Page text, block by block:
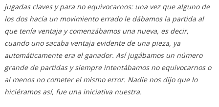
jugadas claves y para no equivocarnos: una vez que alguno de
los dos hacía un movimiento errado le dábamos la partida al
que tenía ventaja y comenzábamos una nueva, es decir,
cuando uno sacaba ventaja evidente de una pieza, ya
automáticamente era el ganador. Así jugábamos un número
grande de partidas y siempre intentábamos no equivocarnos o
al menos no cometer el mismo error. Nadie nos dijo que lo
hiciéramos así, fue una iniciativa nuestra.